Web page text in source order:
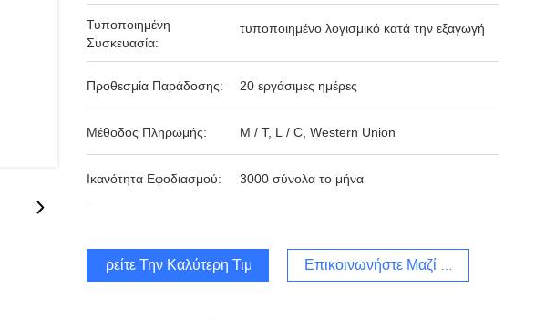
Τυποποιημένη
Συσκευασία:
τυποποιημένο λογισμικό κατά την εξαγωγή
Προθεσμία Παράδοσης: 20 εργάσιμες ημέρες
Μέθοδος Πληρωμής: Μ / Τ, L / C, Western Union
Ικανότητα Εφοδιασμού: 3000 σύνολα το μήνα
Βρείτε Την Καλύτερη Τιμή Επικοινωνήστε Μαζί Μας